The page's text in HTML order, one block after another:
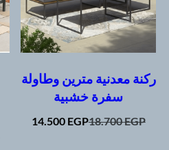
ركنة معدنية مترين وطاولة
سفرة خشبية
18.700EGP
Original
14.500 EGPCurrent